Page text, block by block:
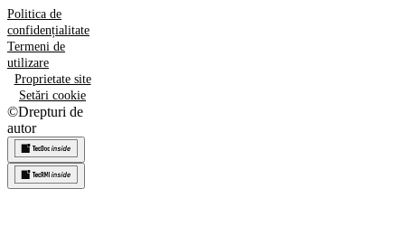
Politica de
confidențialitate
Termeni de
utilizare
Proprietate site
Setări cookie
©Drepturi de
autor